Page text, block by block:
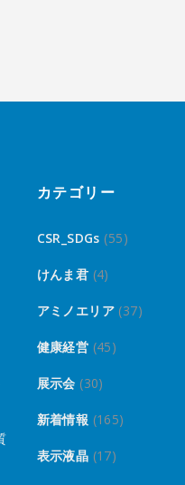
カテゴリー
CSR_SDGs (55)
けんま君 (4)
アミノエリア (37)
健康経営 (45)
展示会 (30)
新着情報 (165)
表示液晶 (17)